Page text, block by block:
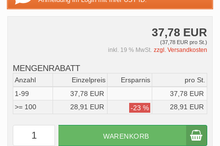
37,78 EUR
(37,78 EUR pro St.)
inkl. 19 % MwSt. zzgl. Versandkosten
MENGENRABATT
Anzahl Einzelpreis Ersparnis
pro St.
1-99
37,78 EUR
37,78 EUR
>= 100
28,91 EUR -23 % 28,91 EUR
WARENKORB